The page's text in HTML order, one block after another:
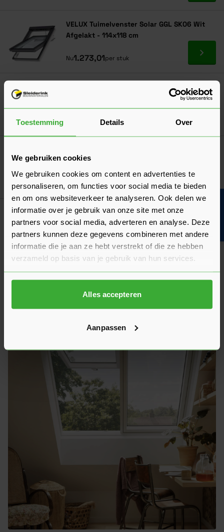
Toestemming Details Over
We gebruiken cookies
We gebruiken cookies om content en advertenties te
personaliseren, om functies voor social media te bieden
en om ons websiteverkeer te analyseren. Ook delen we
informatie over je gebruik van onze site met onze
partners voor social media, adverteren en analyse. Deze
partners kunnen deze gegevens combineren met andere
informatie die je aan ze hebt verstrekt of die ze hebben
verzameld op basis van je gebruik van hun services.
Alles accepteren
Aanpassen
VELUX Tuimelvenster Solar GGL SK06 Wit
Afgelakt - 114x118 cm
Nu1.273,01per stuk Ga
VELUX Tuimelvenster Handbediend GGL
SK08 Wit Afgelakt - 114x140 cm
per stuk
Afgelakt - 114x140 cm
Nu1.355,26per stuk Ga
Waarom kiezen voor een houten
dakraam van VELUX?
Bestel je een houten dakraam van VELUX? Dan ben je
verzekerd van een natuurlijke, warme uitstraling en